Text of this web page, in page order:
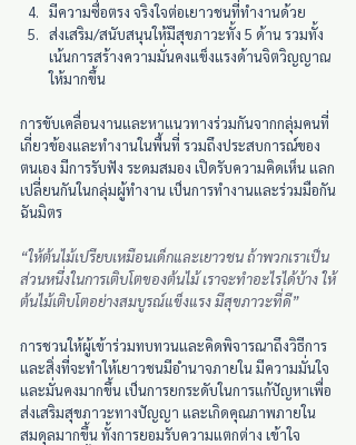
มีความซื่อตรง จริงใจต่อเยาวชนที่ทำงานด้วย
ส่งเสริม/สนับสนุนให้มีสุขภาวะทั้ง 5 ด้าน รวมทั้ง
เน้นการสร้างความมั่นคงแข็งแรงด้านจิตวิญญาณ
ให้มากขึ้น
การขับเคลื่อนงานและหาแนวทางร่วมกันจากกลุ่มคนที่
เกี่ยวข้องและทำงานในพื้นที่ รวมถึงประสบการณ์ของ
ตนเอง มีการรับฟัง ระดมสมอง เปิดรับความคิดเห็น แลก
เปลี่ยนกันในกลุ่มผู้ทำงาน เป็นการทำงานและร่วมมือกัน
ฉันมิตร
“ให้ต้นไม้เปรียบเหมือนเด็กและเยาวชน ถ้าพวกเราเป็น
ส่วนหนึ่งในการเติบโตของต้นไม้ เราจะทำอะไรได้บ้าง ให้
ต้นไม้เติบโตอย่างสมบูรณ์แข็งแรง มีสุขภาวะที่ดี”
การชวนให้ผู้เข้าร่วมทบทวนและคิดพิจารณาถึงวิธีการ
และสิ่งที่จะทำให้เยาวชนมีอำนาจภายใน มีความมั่นใจ
และมั่นคงมากขึ้น เป็นการยกระดับในการแก้ปัญหาเพื่อ
ส่งเสริมสุขภาวะทางปัญญา และเกิดคุณภาพภายใน
สมดุลมากขึ้น ทั้งการยอมรับความแตกต่าง เข้าใจ